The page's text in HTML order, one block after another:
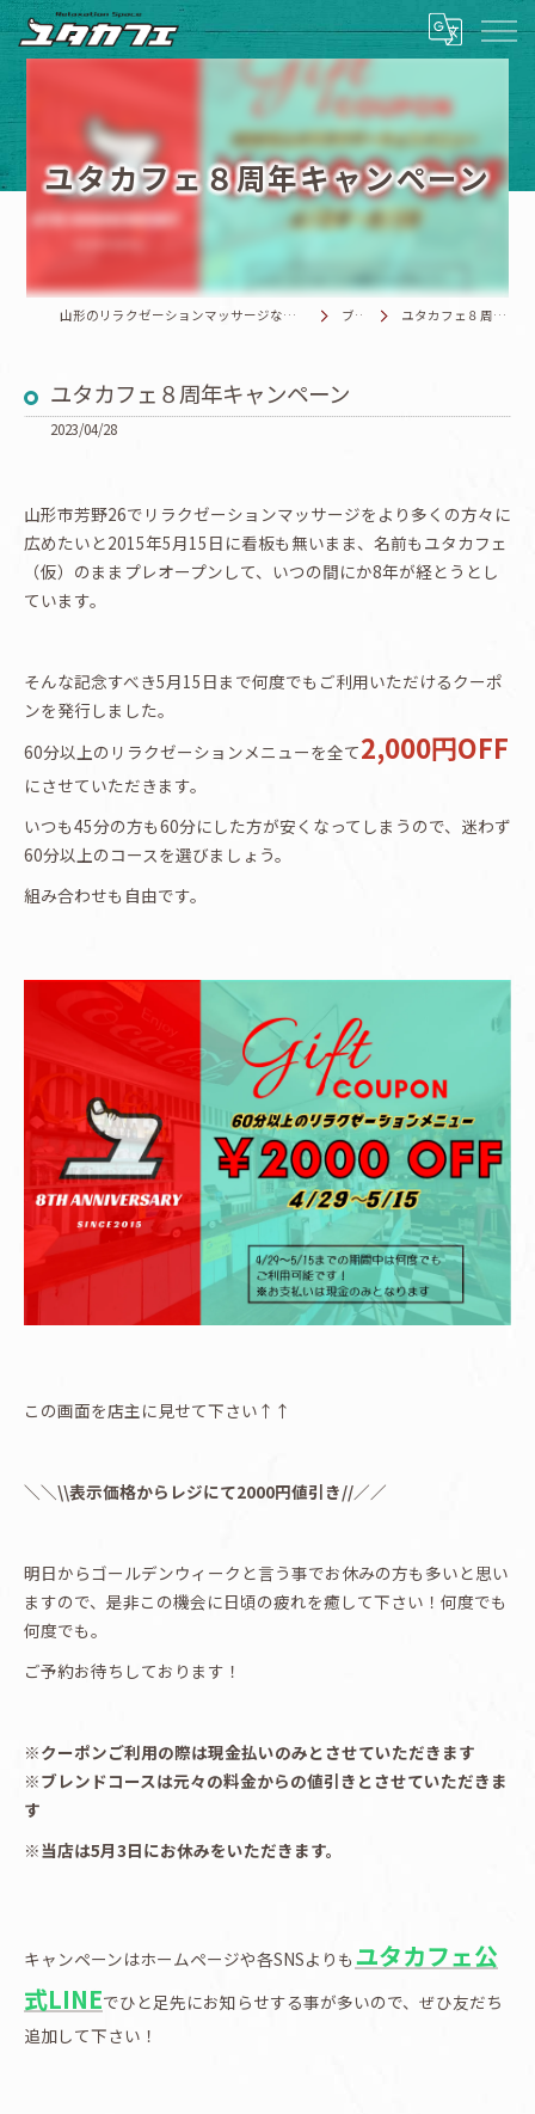
ユタカフェ８周年キャンペーン
山形のリラクゼーションマッサージならRelaxationSpace ユタカフェ ブログ ユタカフェ８周年キャンペーン
ユタカフェ８周年キャンペーン
2023/04/28
山形市芳野26でリラクゼーションマッサージをより多くの方々に
広めたいと2015年5月15日に看板も無いまま、名前もユタカフェ
（仮）のままプレオープンして、いつの間にか8年が経とうとし
ています。
そんな記念すべき5月15日まで何度でもご利用いただけるクーポ
ンを発行しました。
60分以上のリラクゼーションメニューを全て2,000円OFF
にさせていただきます。
いつも45分の方も60分にした方が安くなってしまうので、迷わず
60分以上のコースを選びましょう。
組み合わせも自由です。
この画面を店主に見せて下さい↑↑
＼＼\\表示価格からレジにて2000円値引き//／／
明日からゴールデンウィークと言う事でお休みの方も多いと思い
ますので、是非この機会に日頃の疲れを癒して下さい！何度でも
何度でも。
ご予約お待ちしております！
※クーポンご利用の際は現金払いのみとさせていただきます
※ブレンドコースは元々の料金からの値引きとさせていただきま
す
※当店は5月3日にお休みをいただきます。
キャンペーンはホームページや各SNSよりも ユタカフェ公
式LINEでひと足先にお知らせする事が多いので、ぜひ友だち
追加して下さい！